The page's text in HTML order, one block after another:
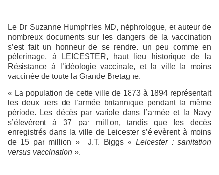
Le Dr Suzanne Humphries MD, néphrologue, et auteur de
nombreux documents sur les dangers de la vaccination
s’est fait un honneur de se rendre, un peu comme en
pélerinage, à LEICESTER, haut lieu historique de la
Résistance à l’idéologie vaccinale, et la ville la moins
vaccinée de toute la Grande Bretagne.
« La population de cette ville de 1873 à 1894 représentait
les deux tiers de l’armée britannique pendant la même
période. Les décès par variole dans l’armée et la Navy
s’élevèrent à 37 par million, tandis que les décès
enregistrés dans la ville de Leicester s’élevèrent à moins
de 15 par million » J.T. Biggs « Leicester : sanitation
versus vaccination ».